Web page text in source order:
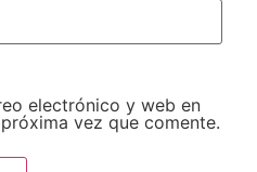
electrónico y web en
vez que comente.